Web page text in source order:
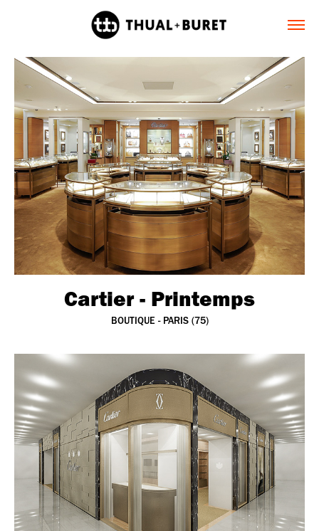
Cartier - Printemps
BOUTIQUE - PARIS (75)